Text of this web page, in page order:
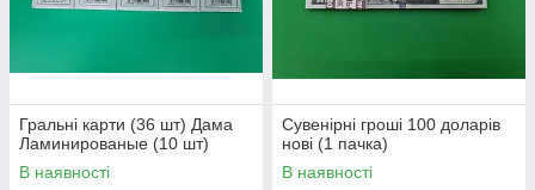
Гральні карти (36 шт) Дама
Ламинированые (10 шт)
В наявності
Сувенірні гроші 100 доларів
нові (1 пачка)
В наявності